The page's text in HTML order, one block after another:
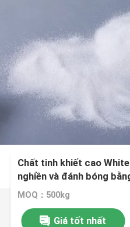
Chất tinh khiết cao
nghiền và đánh bóng
trong ngành công nghiệp
MOQ：500kg
Giá tốt nhất